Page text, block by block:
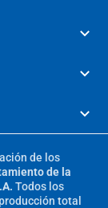
de los
de la
Todos los
total